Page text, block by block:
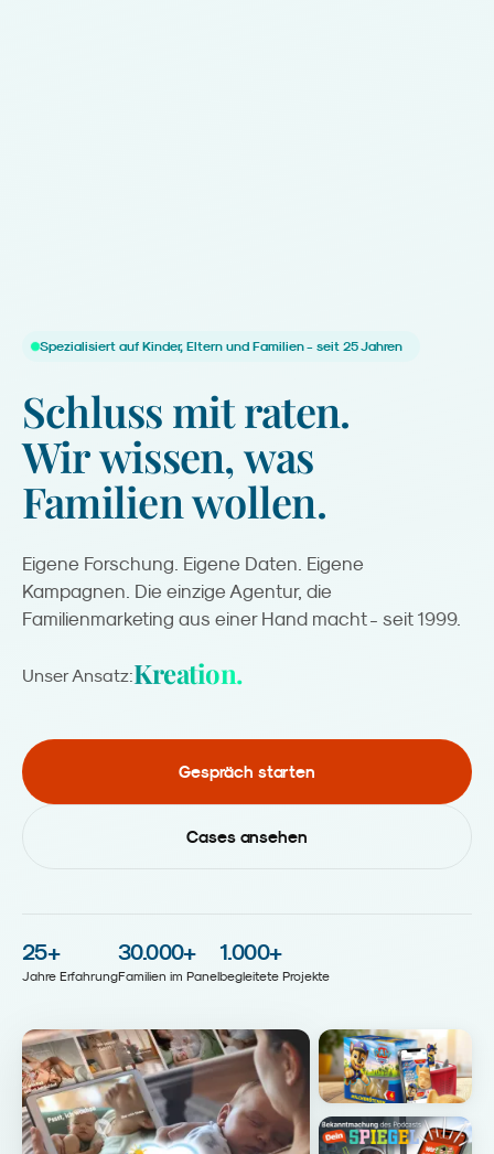
Spezialisiert auf Kinder, Eltern und Familien - seit 25 Jahren
Schlussmitraten.
Wirwissen,was
Familienwollen.
Eigene Forschung. Eigene Daten. Eigene
Kampagnen. Die einzige Agentur, die
Familienmarketing aus einer Hand macht - seit 1999.
Unser Ansatz:Kreation.
Gespräch starten
Cases ansehen
25+
Jahre Erfahrung
30.000+
Familien im Panel
1.000+
begleitete Projekte